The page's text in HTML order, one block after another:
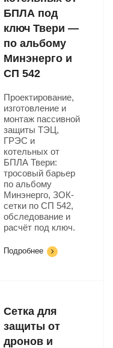
БПЛА под
ключ Твери —
по альбому
Минэнерго и
СП 542
Проектирование,
изготовление и
монтаж пассивной
защиты ТЭЦ,
ГРЭС и
котельных от
БПЛА Твери:
тросовый барьер
по альбому
Минэнерго, ЗОК-
сетки по СП 542,
обследование и
расчёт под ключ.
Подробнее
Сетка для
защиты от
дронов и